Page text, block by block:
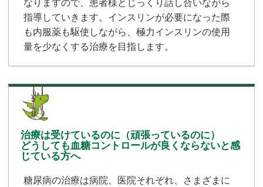
なりますので、患者様とじっくり話し合いながら
指導していきます。インスリンが必要になった際
も内服薬も駆使しながら、極力インスリンの使用
量を少なくする治療を目指します。
治療は受けているのに（頑張っているのに）
どうしても血糖コントロールが良くならないと感
じている方へ
糖尿病の治療は病院、医院それぞれ、さまざまに